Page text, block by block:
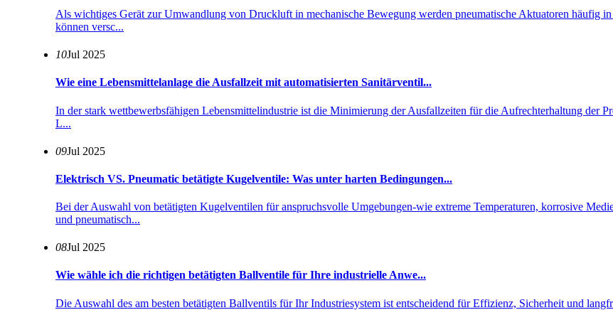
Als wichtiges Gerät zur Umwandlung von Druckluft in mechanische Bewegung werden pneumatische Aktuatoren häufig
können versc...
10Jul 2025
Wie eine Lebensmittelanlage die Ausfallzeit mit automatisierten Sanitärventil...
In der stark wettbewerbsfähigen Lebensmittelindustrie ist die Minimierung der Ausfallzeiten für die Aufrechterhaltung der
L...
09Jul 2025
Elektrisch VS. Pneumatic betätigte Kugelventile: Was unter harten Bedingungen...
Bei der Auswahl von betätigten Kugelventilen für anspruchsvolle Umgebungen-wie extreme Temperaturen, korrosive
und pneumatisch...
08Jul 2025
Wie wähle ich die richtigen betätigten Ballventile für Ihre industrielle Anwe...
Die Auswahl des am besten betätigten Ballventils für Ihr Industriesystem ist entscheidend für Effizienz, Sicherheit und